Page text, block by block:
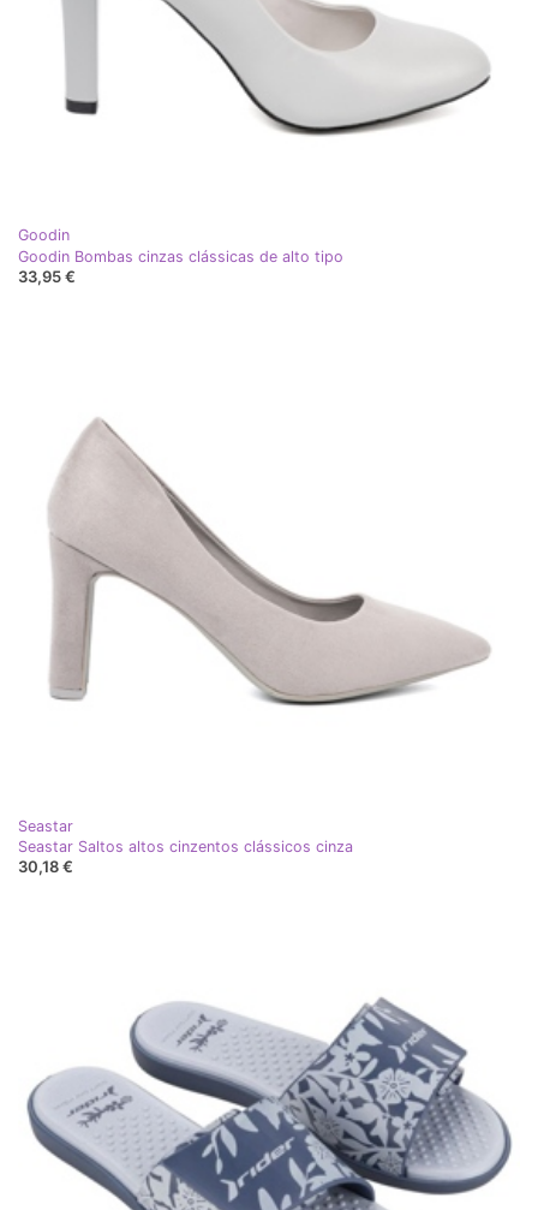
Goodin
Goodin Bombas cinzas clássicas de alto tipo
33,95 €
Seastar
Seastar Saltos altos cinzentos clássicos cinza
30,18 €